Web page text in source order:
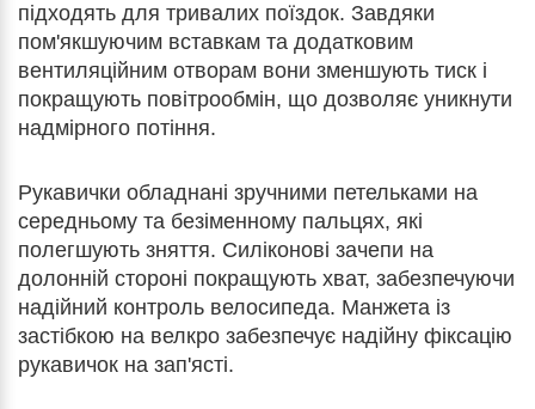
підходять для тривалих поїздок. Завдяки
пом'якшуючим вставкам та додатковим
вентиляційним отворам вони зменшують тиск і
покращують повітрообмін, що дозволяє уникнути
надмірного потіння.
Рукавички обладнані зручними петельками на
середньому та безіменному пальцях, які
полегшують зняття. Силіконові зачепи на
долонній стороні покращують хват, забезпечуючи
надійний контроль велосипеда. Манжета із
застібкою на велкро забезпечує надійну фіксацію
рукавичок на зап'ясті.